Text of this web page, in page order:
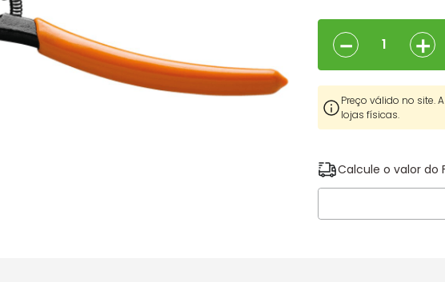
＋
－
Preço válido no site.
lojas físicas.
Calcule o valor do